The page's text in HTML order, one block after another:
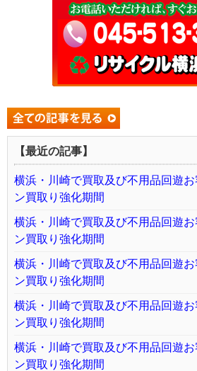
【最近の記事】
横浜・川崎で買取及び不用品回遊
ン買取り強化期間
横浜・川崎で買取及び不用品回遊
ン買取り強化期間
横浜・川崎で買取及び不用品回遊
ン買取り強化期間
横浜・川崎で買取及び不用品回遊
ン買取り強化期間
横浜・川崎で買取及び不用品回遊
ン買取り強化期間